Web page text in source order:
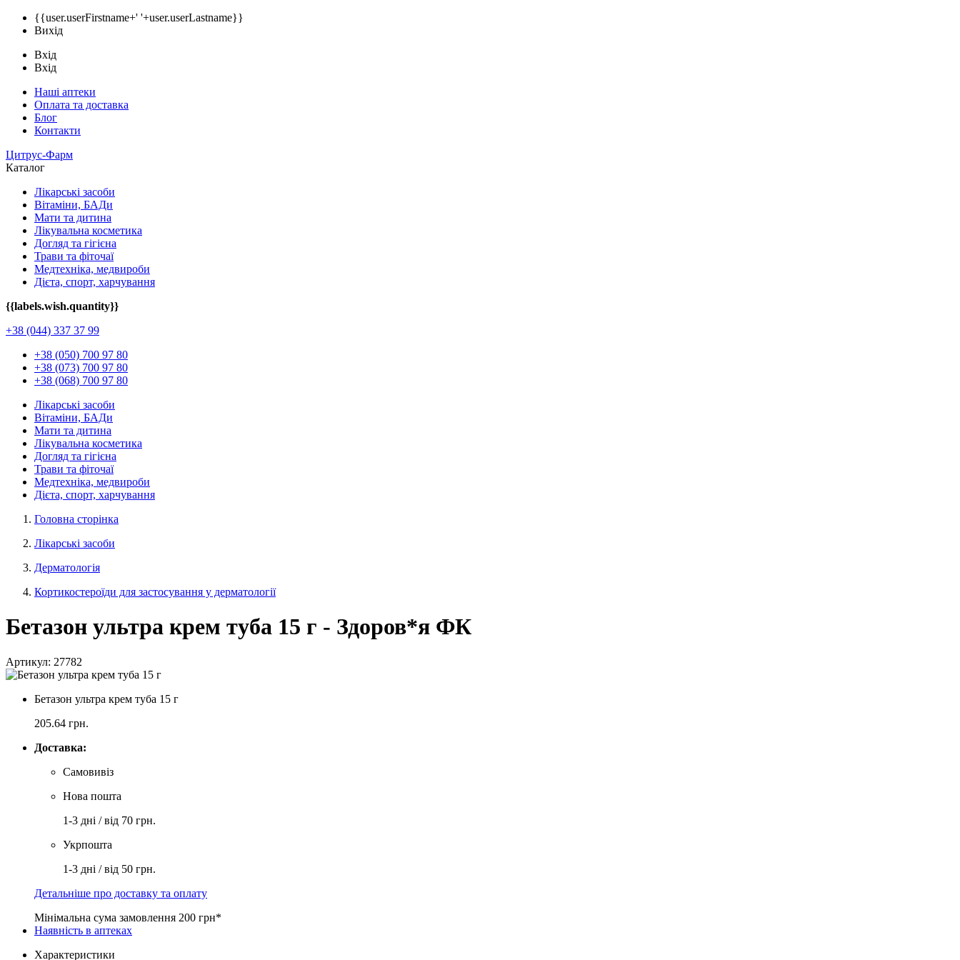
{{user.userFirstname+' '+user.userLastname}}
Вихід
Вхід
Вхід
Наші аптеки
Оплата та доставка
Блог
Контакти
Цитрус-Фарм
Каталог
Лікарські засоби
Вітаміни, БАДи
Мати та дитина
Лікувальна косметика
Догляд та гігієна
Трави та фіточаї
Медтехніка, медвироби
Дієта, спорт, харчування
{{labels.wish.quantity}}
+38 (044) 337 37 99
+38 (050) 700 97 80
+38 (073) 700 97 80
+38 (068) 700 97 80
Лікарські засоби
Вітаміни, БАДи
Мати та дитина
Лікувальна косметика
Догляд та гігієна
Трави та фіточаї
Медтехніка, медвироби
Дієта, спорт, харчування
Головна сторінка
Лікарські засоби
Дерматологія
Кортикостероїди для застосування у дерматології
Бетазон ультра крем туба 15 г - Здоров*я ФК
Артикул: 27782
Бетазон ультра крем туба 15 г
205.64 грн.
Доставка:
Самовивіз
Нова пошта
1-3 дні / від 70 грн.
Укрпошта
1-3 дні / від 50 грн.
Детальніше про доставку та оплату
Мінімальна сума замовлення 200 грн*
Наявність в аптеках
Характеристики